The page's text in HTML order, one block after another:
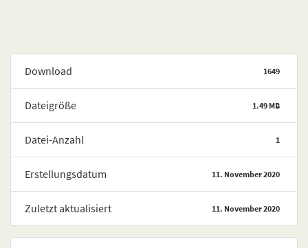
Download 1649
Dateigröße 1.49 MB
Datei-Anzahl 1
Erstellungsdatum 11. November 2020
Zuletzt aktualisiert 11. November 2020